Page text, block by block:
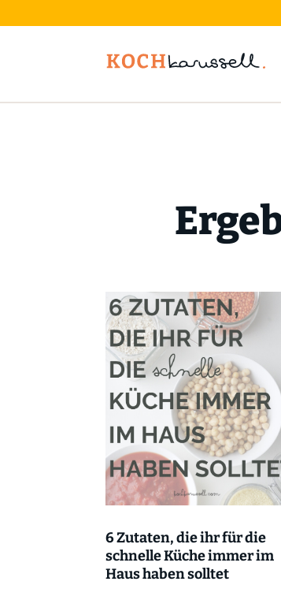
6 Zutaten, die ihr für die
schnelle Küche immer im
Haus haben solltet